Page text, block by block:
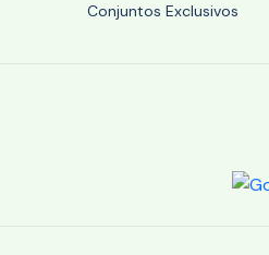
Conjuntos Exclusivos